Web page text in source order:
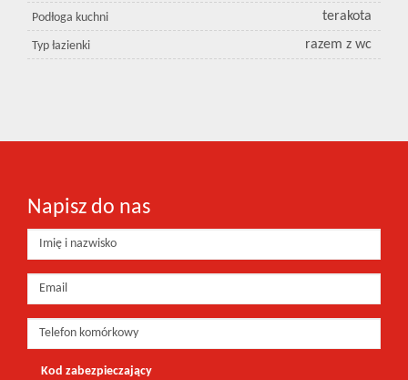
Podłoga kuchni terakota
Typ łazienki razem z wc
Napisz do nas
Kod zabezpieczający